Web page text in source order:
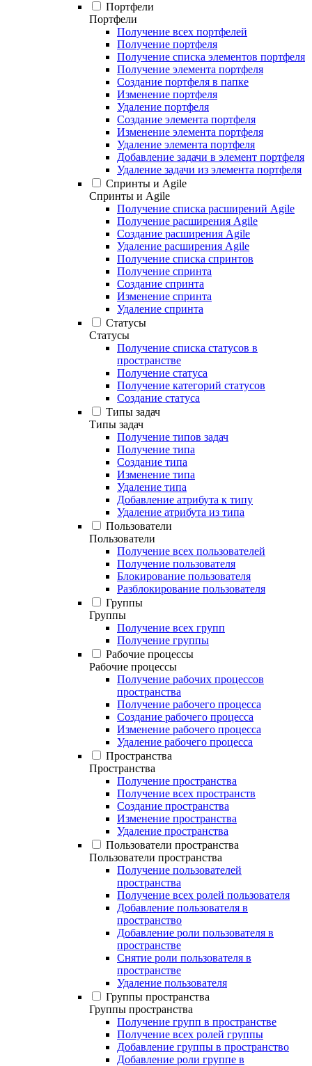
Портфели
Портфели
Получение всех портфелей
Получение портфеля
Получение списка элементов портфеля
Получение элемента портфеля
Создание портфеля в папке
Изменение портфеля
Удаление портфеля
Создание элемента портфеля
Изменение элемента портфеля
Удаление элемента портфеля
Добавление задачи в элемент портфеля
Удаление задачи из элемента портфеля
Спринты и Agile
Спринты и Agile
Получение списка расширений Agile
Получение расширения Agile
Создание расширения Agile
Удаление расширения Agile
Получение списка спринтов
Получение спринта
Создание спринта
Изменение спринта
Удаление спринта
Статусы
Статусы
Получение списка статусов в
пространстве
Получение статуса
Получение категорий статусов
Создание статуса
Типы задач
Типы задач
Получение типов задач
Получение типа
Создание типа
Изменение типа
Удаление типа
Добавление атрибута к типу
Удаление атрибута из типа
Пользователи
Пользователи
Получение всех пользователей
Получение пользователя
Блокирование пользователя
Разблокирование пользователя
Группы
Группы
Получение всех групп
Получение группы
Рабочие процессы
Рабочие процессы
Получение рабочих процессов
пространства
Получение рабочего процесса
Создание рабочего процесса
Изменение рабочего процесса
Удаление рабочего процесса
Пространства
Пространства
Получение пространства
Получение всех пространств
Создание пространства
Изменение пространства
Удаление пространства
Пользователи пространства
Пользователи пространства
Получение пользователей
пространства
Получение всех ролей пользователя
Добавление пользователя в
пространство
Добавление роли пользователя в
пространстве
Снятие роли пользователя в
пространстве
Удаление пользователя
Группы пространства
Группы пространства
Получение групп в пространстве
Получение всех ролей группы
Добавление группы в пространство
Добавление роли группе в